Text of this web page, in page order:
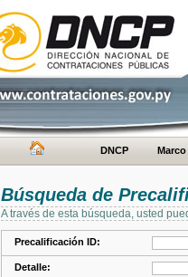
DNCP
Búsqueda de
A través de esta búsqueda, usted
Precalificación ID:
Detalle: